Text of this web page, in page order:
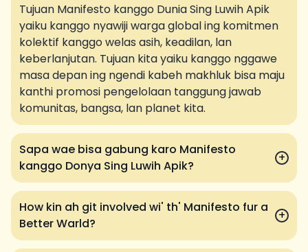
Tujuan Manifesto kanggo Dunia Sing Luwih Apik
yaiku kanggo nyawiji warga global ing komitmen
kolektif kanggo welas asih, keadilan, lan
keberlanjutan. Tujuan kita yaiku kanggo nggawe
masa depan ing ngendi kabeh makhluk bisa maju
kanthi promosi pengelolaan tanggung jawab
komunitas, bangsa, lan planet kita.
Sapa wae bisa gabung karo Manifesto
kanggo Donya Sing Luwih Apik?
+
How kin ah git involved wi' th' Manifesto fur a
Better Warld?
+